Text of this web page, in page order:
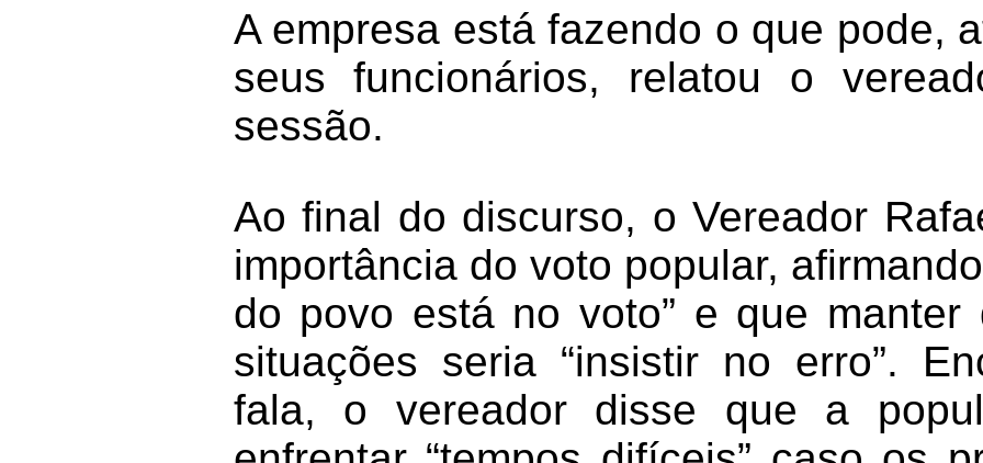
A empresa está fazendo o que pode,
seus funcionários, relatou o
sessão.
Ao final do discurso, o Vereador
importância do voto popular,
do povo está no voto” e que manter
situações seria “insistir no erro”.
fala, o vereador disse que a